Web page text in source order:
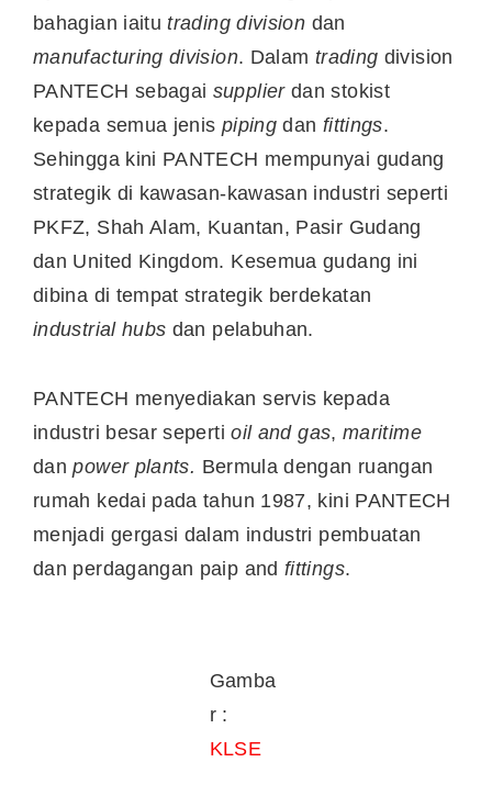
bahagian iaitutrading division dan
manufacturing division. Dalam trading division
PANTECH sebagai supplierdan stokist
kepada semua jenis piping dan fittings.
Sehingga kini PANTECH mempunyai gudang
strategik di kawasan-kawasan industri seperti
PKFZ, Shah Alam, Kuantan, Pasir Gudang
dan United Kingdom. Kesemua gudang ini
dibina di tempat strategik berdekatan
industrial hubs dan pelabuhan.
PANTECH menyediakan servis kepada
industri besar sepertioil and gas, maritime
danpower plants. Bermula dengan ruangan
rumah kedai pada tahun 1987, kini PANTECH
menjadi gergasi dalam industri pembuatan
dan perdagangan paip and fittings.
Gamba
r :
KLSE